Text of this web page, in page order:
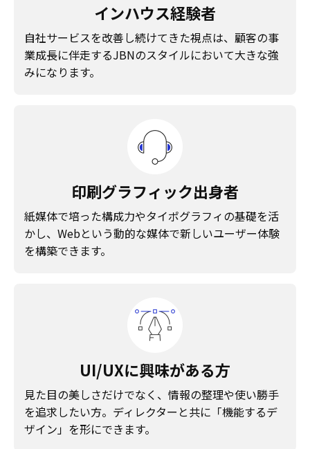
インハウス経験者
自社サービスを改善し続けてきた視点は、顧客の事
業成長に伴走するJBNのスタイルにおいて大きな強
みになります。
印刷グラフィック出身者
紙媒体で培った構成力やタイポグラフィの基礎を活
かし、Webという動的な媒体で新しいユーザー体験
を構築できます。
UI/UXに興味がある方
見た目の美しさだけでなく、情報の整理や使い勝手
を追求したい方。ディレクターと共に「機能するデ
ザイン」を形にできます。